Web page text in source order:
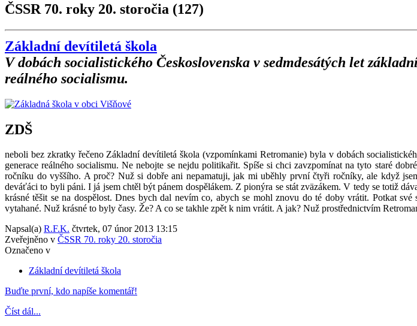
ČSSR 70. roky 20. storočia (127)
Základní devítiletá škola
V dobách socialistického Československa v sedmdesátých let
reálného socialismu.
ZDŠ
neboli bez zkratky řečeno Základní devítiletá škola (vzpomínkami Retromanie) byla v dobách
generace reálného socialismu. Ne nebojte se nejdu politikařit. Spíše si chci zavzpomínat na tyto staré
ročníku do vyššího. A proč? Nuž si dobře ani nepamatuji, jak mi uběhly první čtyři ročníky, ale když
deváťáci to byli páni. I já jsem chtěl být pánem dospělákem. Z pionýra se stát zväzákem. V tedy se totiž
krásné těšit se na dospělost. Dnes bych dal nevím co, abych se mohl znovu do té doby vrátit. Potkat
vytahané. Nuž krásné to byly časy. Že? A co se takhle zpět k nim vrátit. A jak? Nuž prostřednictvím
Napsal(a) R.F.K. čtvrtek, 07 únor 2013 13:15
Zveřejněno v ČSSR 70. roky 20. storočia
Označeno v
Základní devítiletá škola
Buďte první, kdo napíše komentář!
Číst dál...